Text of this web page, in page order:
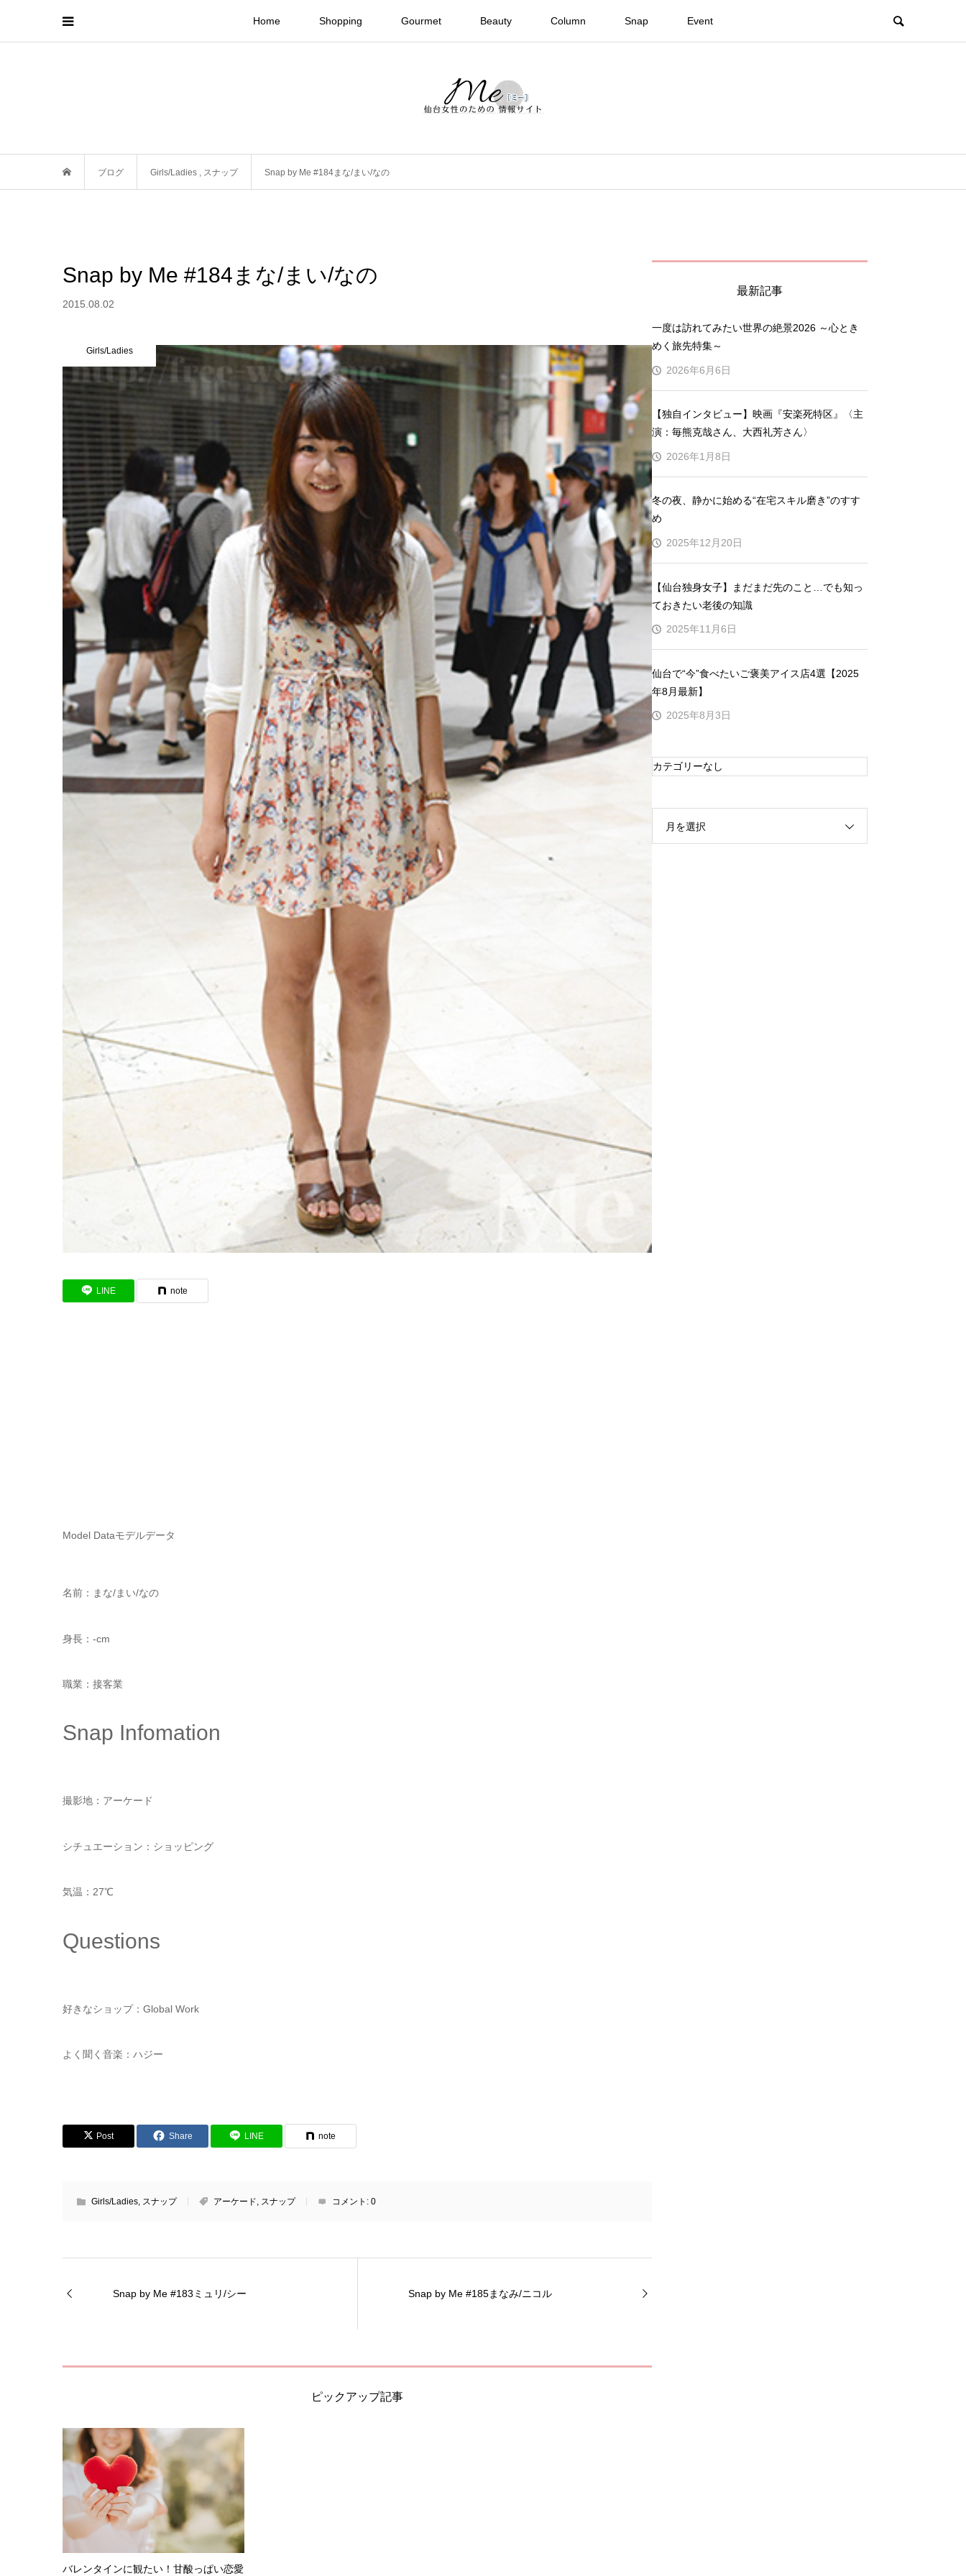
Home Shopping Gourmet Beauty Column Snap Event
ブログ Girls/Ladies , スナップ Snap by Me #184まな/まい/なの
Snap by Me #184まな/まい/なの
2015.08.02
Girls/Ladies
LINE note
Model Dataモデルデータ
名前：まな/まい/なの
身長：-cm
職業：接客業
Snap Infomation
撮影地：アーケード
シチュエーション：ショッピング
気温：27℃
Questions
好きなショップ：Global Work
よく聞く音楽：ハジー
Post Share LINE note
Girls/Ladies スナップ アーケード スナップ コメント: 0
Snap by Me #183ミュリ/シー Snap by Me #185まなみ/ニコル
ピックアップ記事
バレンタインに観たい！甘酸っぱい恋愛
最新記事
一度は訪れてみたい世界の絶景2026 ～心とき
めく旅先特集～
2026年6月6日
【独自インタビュー】映画『安楽死特区』〈主
演：毎熊克哉さん、大西礼芳さん〉
2026年1月8日
冬の夜、静かに始める“在宅スキル磨き”のすす
め
2025年12月20日
【仙台独身女子】まだまだ先のこと…でも知っ
ておきたい老後の知識
2025年11月6日
仙台で“今”食べたいご褒美アイス店4選【2025
年8月最新】
2025年8月3日
カテゴリーなし
月を選択